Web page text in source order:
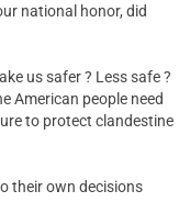
national honor, did
us safer ? Less safe ?
American people need
to protect clandestine
their own decisions